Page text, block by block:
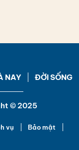
NAY ĐỜI SỐNG
© 2025
vụ
Bảo mật